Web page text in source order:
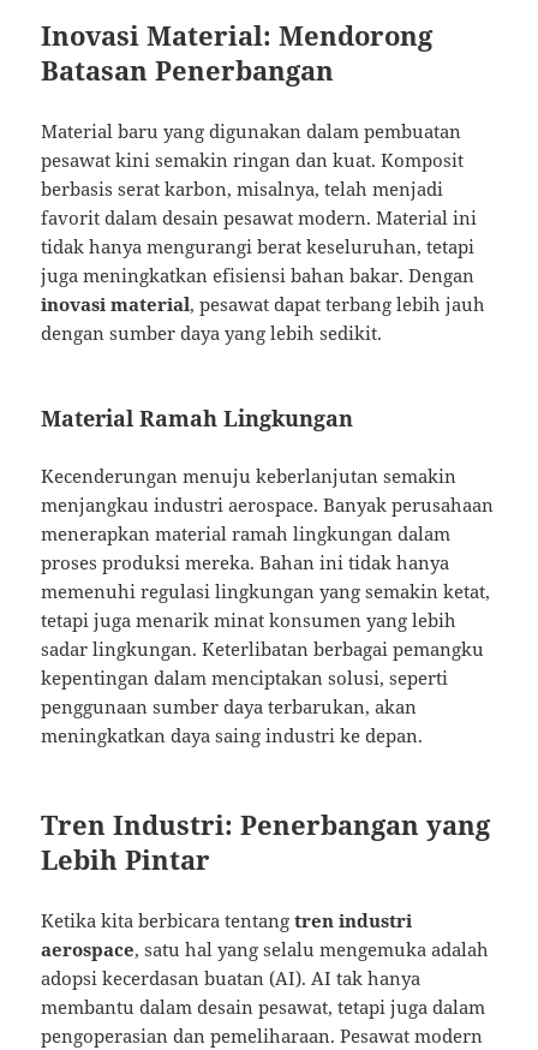
Inovasi Material: Mendorong
Batasan Penerbangan
Material baru yang digunakan dalam pembuatan
pesawat kini semakin ringan dan kuat. Komposit
berbasis serat karbon, misalnya, telah menjadi
favorit dalam desain pesawat modern. Material ini
tidak hanya mengurangi berat keseluruhan, tetapi
juga meningkatkan efisiensi bahan bakar. Dengan
inovasi material, pesawat dapat terbang lebih jauh
dengan sumber daya yang lebih sedikit.
Material Ramah Lingkungan
Kecenderungan menuju keberlanjutan semakin
menjangkau industri aerospace. Banyak perusahaan
menerapkan material ramah lingkungan dalam
proses produksi mereka. Bahan ini tidak hanya
memenuhi regulasi lingkungan yang semakin ketat,
tetapi juga menarik minat konsumen yang lebih
sadar lingkungan. Keterlibatan berbagai pemangku
kepentingan dalam menciptakan solusi, seperti
penggunaan sumber daya terbarukan, akan
meningkatkan daya saing industri ke depan.
Tren Industri: Penerbangan yang
Lebih Pintar
Ketika kita berbicara tentangtren industri
aerospace, satu hal yang selalu mengemuka adalah
adopsi kecerdasan buatan (AI). AI tak hanya
membantu dalam desain pesawat, tetapi juga dalam
pengoperasian dan pemeliharaan. Pesawat modern